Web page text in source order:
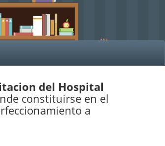
del Hospital
constituirse en el
a